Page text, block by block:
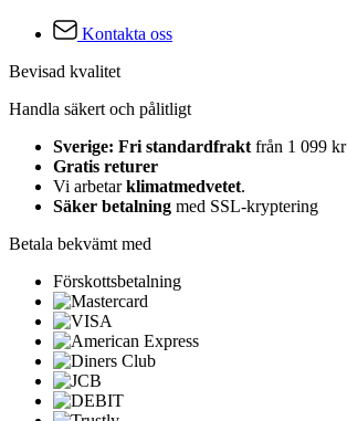
Kontakta oss
Bevisad kvalitet
Handla säkert och pålitligt
Sverige: Fri standardfrakt från 1 099 kr
Gratis returer
Vi arbetarklimatmedvetet.
Säker betalning med SSL-kryptering
Betala bekvämt med
Förskottsbetalning